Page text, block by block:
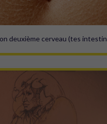
deuxième cerveau (tes